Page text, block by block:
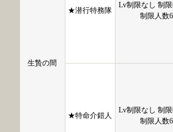
生贄の間
★潜行特務隊
Lv制限なし 制
制限人数
★特命介錯人
Lv制限なし 制
制限人数